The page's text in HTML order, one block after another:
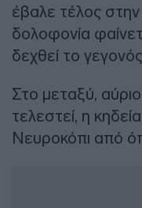
έβαλε τέλος
δολοφονία
δεχθεί το
Στο μεταξύ,
τελεστεί, η
Νευροκόπι από